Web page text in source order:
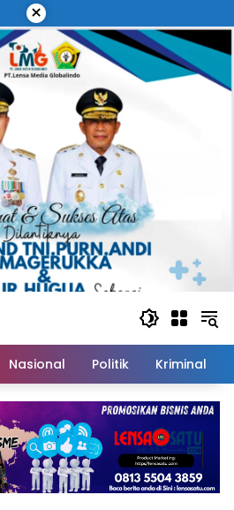
×
Nasional Politik Kriminal